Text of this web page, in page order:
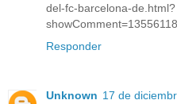
del-fc-barcelona-de.html?
Responder
Unknown 17 de